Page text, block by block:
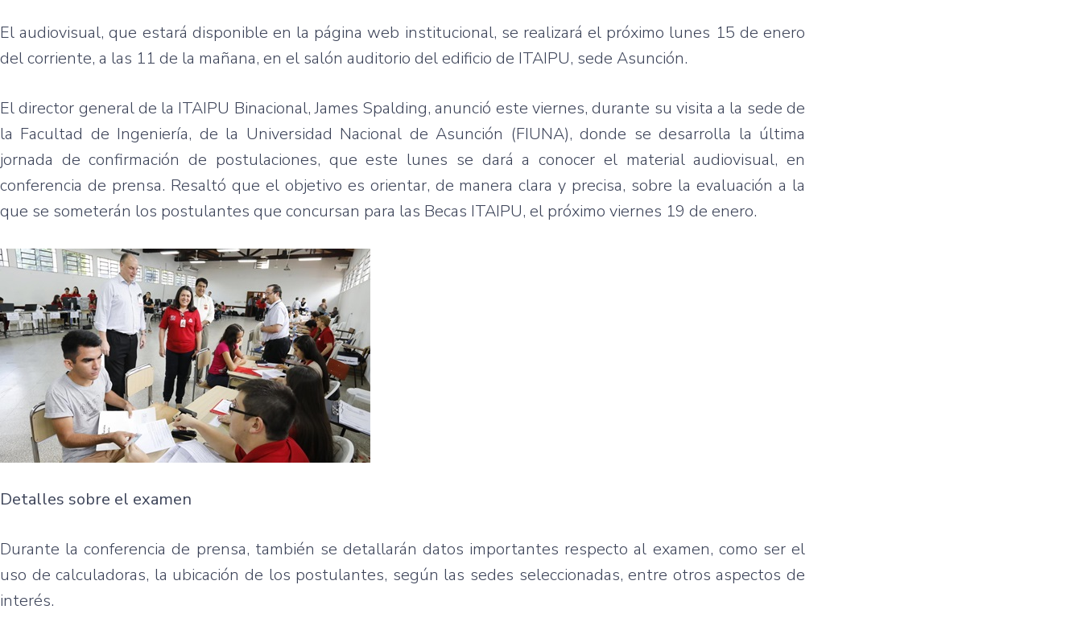
El audiovisual, que estará disponible en la página web institucional, se realizará el próximo lunes 15 de enero
del corriente, a las 11 de la mañana, en el salón auditorio del edificio de ITAIPU, sede Asunción.
El director general de la ITAIPU Binacional, James Spalding, anunció este viernes, durante su visita a la sede de
la Facultad de Ingeniería, de la Universidad Nacional de Asunción (FIUNA), donde se desarrolla la última
jornada de confirmación de postulaciones, que este lunes se dará a conocer el material audiovisual, en
conferencia de prensa. Resaltó que el objetivo es orientar, de manera clara y precisa, sobre la evaluación a la
que se someterán los postulantes que concursan para las Becas ITAIPU, el próximo viernes 19 de enero.
Detalles sobre el examen
Durante la conferencia de prensa, también se detallarán datos importantes respecto al examen, como ser el
uso de calculadoras, la ubicación de los postulantes, según las sedes seleccionadas, entre otros aspectos de
interés.